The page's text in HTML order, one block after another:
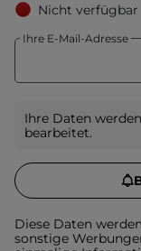
Nicht verfügbar
Ihre E-Mail-Adresse
Ihre Daten
bearbeitet.
Diese Daten
sonstige